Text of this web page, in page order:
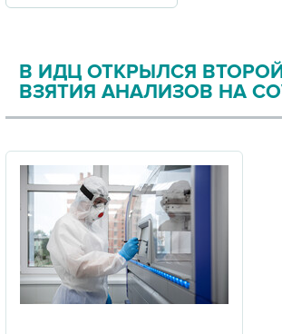
ПРАВОВАЯ ИНФОРМАЦИЯ
В ИДЦ ОТКРЫЛСЯ
ВЗЯТИЯ АНАЛИЗОВ НА